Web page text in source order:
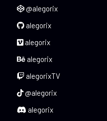
@alegorix
alegorix
alegorix
alegorix
alegorixTV
@alegorix
alegorix